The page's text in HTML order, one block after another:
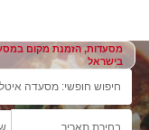
מסעדות, הזמנת מקום
בישראל